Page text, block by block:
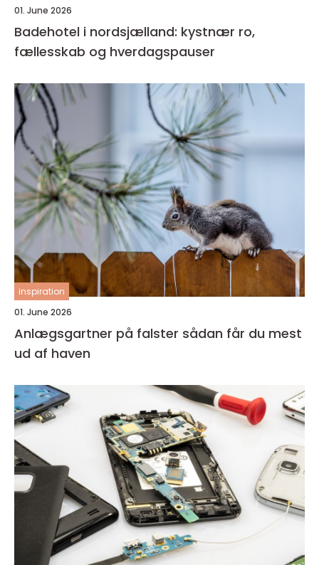
01. June 2026
Badehotel i nordsjælland: kystnær ro,
fællesskab og hverdagspauser
inspiration
01. June 2026
Anlægsgartner på falster sådan får du mest
ud af haven